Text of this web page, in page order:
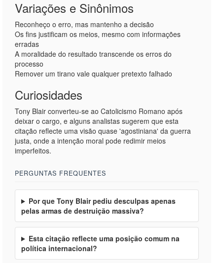
Variações e Sinônimos
Reconheço o erro, mas mantenho a decisão
Os fins justificam os meios, mesmo com informações
erradas
A moralidade do resultado transcende os erros do
processo
Remover um tirano vale qualquer pretexto falhado
Curiosidades
Tony Blair converteu-se ao Catolicismo Romano após
deixar o cargo, e alguns analistas sugerem que esta
citação reflecte uma visão quase 'agostiniana' da guerra
justa, onde a intenção moral pode redimir meios
imperfeitos.
PERGUNTAS FREQUENTES
Por que Tony Blair pediu desculpas apenas
pelas armas de destruição massiva?
Esta citação reflecte uma posição comum na
política internacional?